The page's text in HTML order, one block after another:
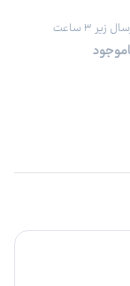
زیر ۳ ساعت